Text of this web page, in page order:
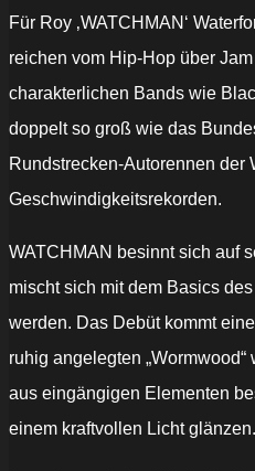
Für Roy ‚WATCHMAN‘
reichen vom Hip-Hop über
charakterlichen Bands wie
doppelt so groß wie das
Rundstrecken-Autorennen der
Geschwindigkeitsrekorden.
WATCHMAN besinnt sich auf
mischt sich mit dem Basics
werden. Das Debüt kommt
ruhig angelegten
aus eingängigen Elementen
einem kraftvollen Licht